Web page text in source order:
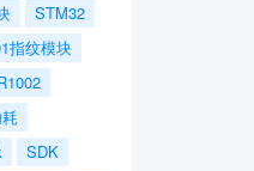
STM32
指纹模块
SDK